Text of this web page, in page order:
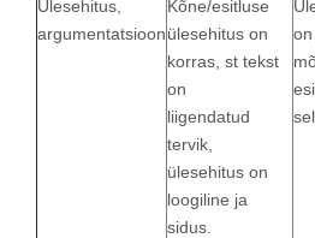
Ülesehitus,
argumentatsioon
Kõne/esitluse
ülesehitus on
korras, st tekst
on
liigendatud
tervik,
ülesehitus on
loogiline ja
sidus.
on